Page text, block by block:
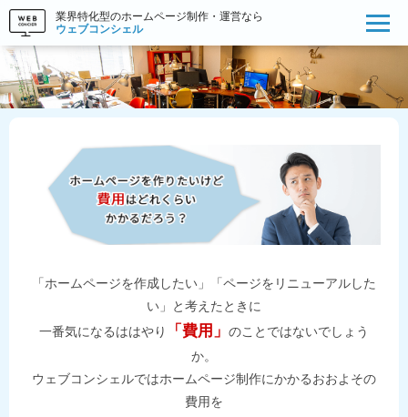
業界特化型のホームページ制作・運営なら
ウェブコンシェル
「ホームページを作成したい」「ページをリニューアルした
い」と考えたときに
一番気になるははやり
「費用」 のことではないでしょう
か。
ウェブコンシェルではホームページ制作にかかるおおよその
費用を